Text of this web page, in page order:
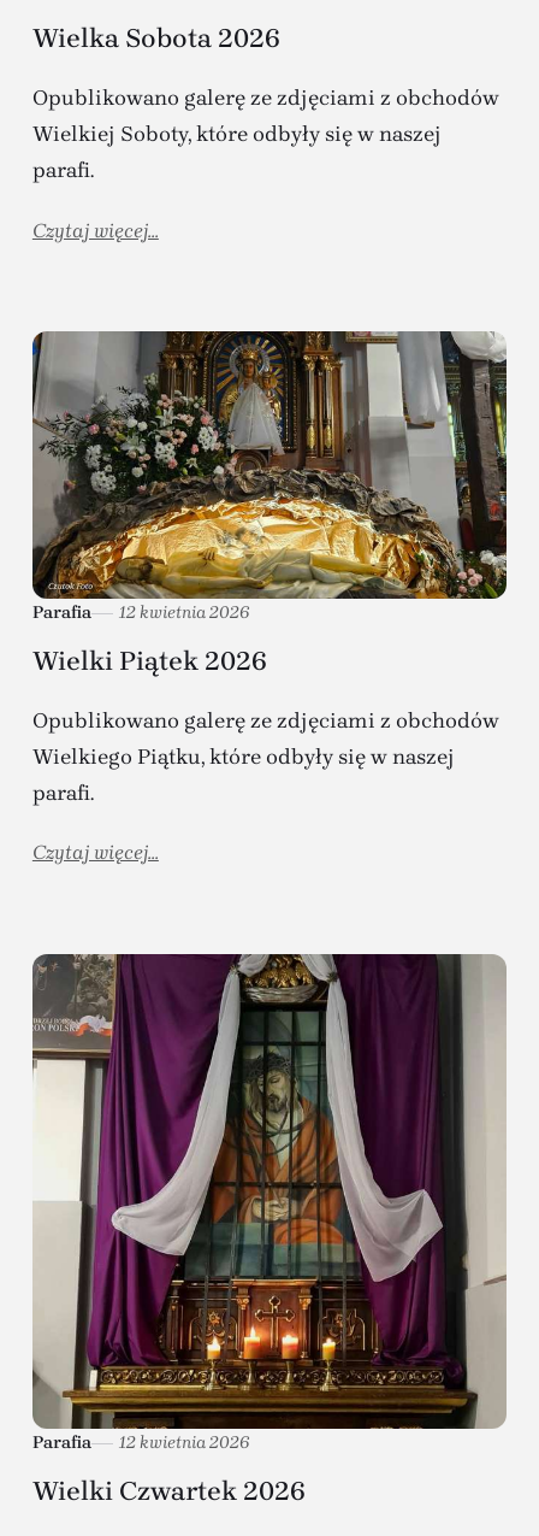
Wielka Sobota 2026
Opublikowano galerę ze zdjęciami z obchodów
Wielkiej Soboty, które odbyły się w naszej
parafi.
Czytaj więcej...
Parafia 12 kwietnia 2026
Wielki Piątek 2026
Opublikowano galerę ze zdjęciami z obchodów
Wielkiego Piątku, które odbyły się w naszej
parafi.
Czytaj więcej...
Parafia 12 kwietnia 2026
Wielki Czwartek 2026